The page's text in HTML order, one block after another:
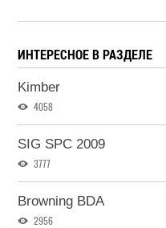
ИНТЕРЕСНОЕ В РАЗДЕЛЕ
Kimber
4058
SIG SPC 2009
3777
Browning BDA
2956